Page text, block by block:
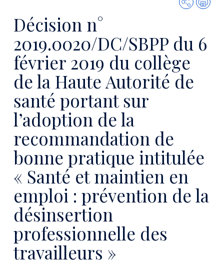
Décision n°
2019.0020/DC/SBPP du 6
février 2019 du collège
de la Haute Autorité de
santé portant sur
l’adoption de la
recommandation de
bonne pratique intitulée
« Santé et maintien en
emploi : prévention de la
désinsertion
professionnelle des
travailleurs »